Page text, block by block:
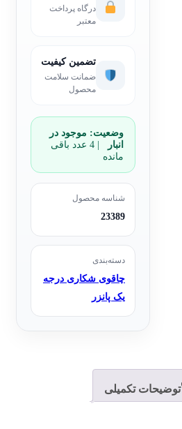
درگاه پرداخت
معتبر
تضمین کیفیت
ضمانت سلامت
محصول
وضعیت: موجود در
انبار
| 4 عدد باقی
مانده
شناسه محصول
23389
دسته‌بندی
چاقوی شکاری درجه
یک پانزر
توضیحات تکمیلی